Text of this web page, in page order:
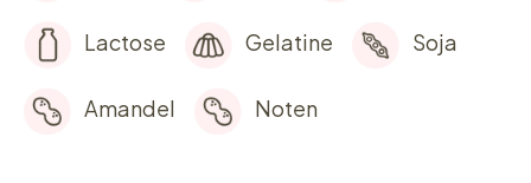
Lactose Gelatine Soja
Amandel Noten